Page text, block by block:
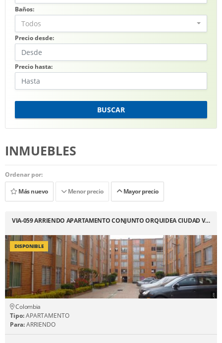
Baños:
Todos
Precio desde:
Precio hasta:
BUSCAR
INMUEBLES
Ordenar por:
Más nuevo
Menor precio Mayor precio
VIA-059 ARRIENDO APARTAMENTO CONJUNTO ORQUIDEA CIUDAD V…
DISPONIBLE
Colombia
Tipo:APARTAMENTO
Para:ARRIENDO